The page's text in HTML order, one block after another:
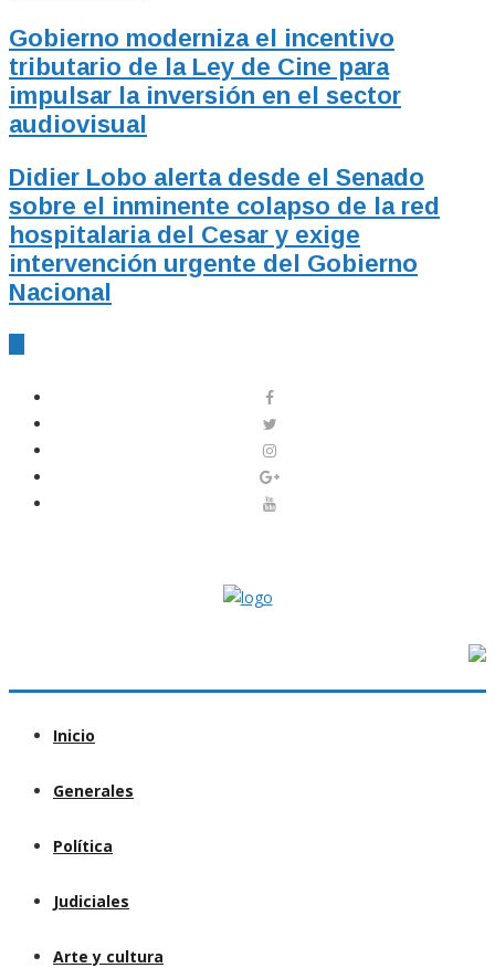
Gobierno moderniza el incentivo
tributario de la Ley de Cine para
impulsar la inversión en el sector
audiovisual
Didier Lobo alerta desde el Senado
sobre el inminente colapso de la red
hospitalaria del Cesar y exige
intervención urgente del Gobierno
Nacional
Inicio
Generales
Política
Judiciales
Arte y cultura